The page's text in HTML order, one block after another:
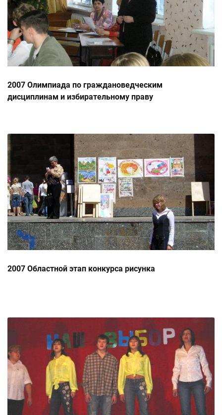
2007 Олимпиада по граждановедческим
дисциплинам и избирательному праву
2007 Областной этап конкурса рисунка